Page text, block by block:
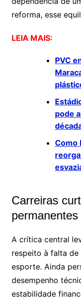
reforma, esse
LEIA MAIS:
PVC
pode
Como
Carreiras
permanentes
A crítica central
respeito à falta
esporte. Ainda
desempenho
estabilidade